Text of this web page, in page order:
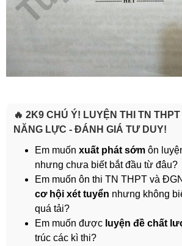
🔥 2K9 CHÚ Ý! LUYỆN THI TN
NĂNG LỰC - ĐÁNH GIÁ TƯ DUY!
Em muốn xuất phát sớm ôn
nhưng chưa biết bắt đầu từ đâu?
Em muốn ôn thi TN THPT và
cơ hội xét tuyển nhưng không
quá tải?
Em muốn được luyện đề chất
trúc các kì thi?